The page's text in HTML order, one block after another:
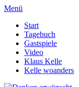
Menü
Start
Tagebuch
Gastspiele
Video
Klaus Kelle
Kelle woanders